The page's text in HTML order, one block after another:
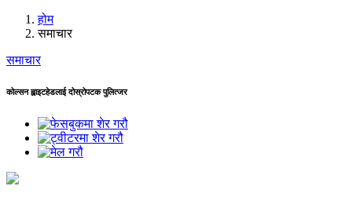
होम
समाचार
समाचार
कोल्सन ह्वाइटहेडलाई दोस्रोपटक पुलित्जर